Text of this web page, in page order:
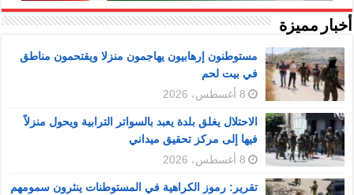
أخبار مميزة
مستوطنون إرهابيون يهاجمون منزلا ويقتحمون مناطق
في بيت لحم
8 أغسطس، 2026
الاحتلال يغلق بلدة يعبد بالسواتر الترابية ويحول منزلاً
فيها إلى مركز تحقيق ميداني
8 أغسطس، 2026
تقرير: رموز الكراهية في المستوطنات ينثرون سمومهم